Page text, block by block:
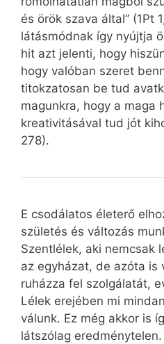
és örök szava által” (1Pt
látásmódnak így nyújtja
hit azt jelenti, hogy
hogy valóban szeret
titokzatosan be tud
magunkra, hogy a maga
kreativitásával tud jót
278).
E csodálatos életerő
születés és változás
Szentlélek, aki nemcsak
az egyházat, de azóta is
ruházza fel szolgálatát,
Lélek erejében mi
válunk. Ez még akkor is
látszólag